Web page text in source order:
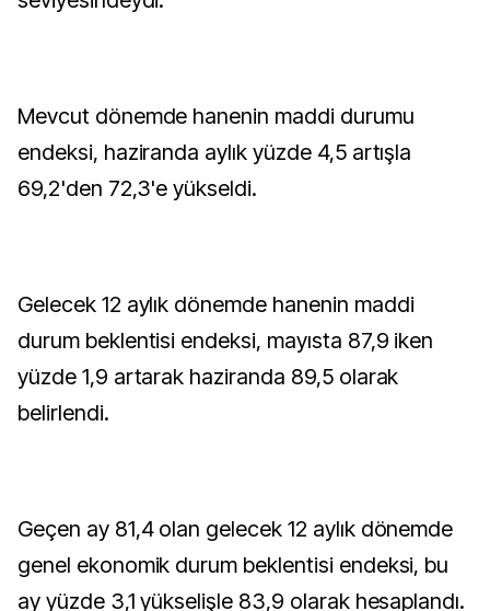
Mevcut dönemde hanenin maddi durumu
endeksi, haziranda aylık yüzde 4,5 artışla
69,2'den 72,3'e yükseldi.
Gelecek 12 aylık dönemde hanenin maddi
durum beklentisi endeksi, mayısta 87,9 iken
yüzde 1,9 artarak haziranda 89,5 olarak
belirlendi.
Geçen ay 81,4 olan gelecek 12 aylık dönemde
genel ekonomik durum beklentisi endeksi, bu
ay yüzde 3,1 yükselişle 83,9 olarak hesaplandı.